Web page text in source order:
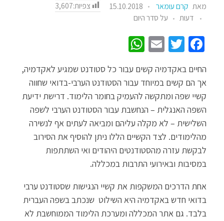
מאת קרם עומאר 15.10.2018 צפיות:3,607
דעות
על סדר היום
Fa
b
o
o
k
T
tt
er
E
ail
at
sA
p
p
החיים באקדמיה קשים עבור כל סטודנט שמגיע לאקדמיה,
אך הם קשים במיוחד עבור הסטודנט הערבי-בדואי שחווה
קשיי שפה ומתקשה להעמיק בחומר הלימוד. דרישת ידיעת
השפה האנגלית – הנחשבת עבור הסטודנט הערבי לשפה
השלישית – לא מקלה עליהם ומביאה לעתים אף לנשירה
מהלימודים. לצד הקשיים הללו ניתן להוסיף את הסירוב
לבקשת עזרה מהסטודנטים היהודים ואי השתתפות
במסיבות ובאירועי התרבות במכללה.
אחת הדרכים המשקפות את קשיי הנגישות שסטודנט ערבי
בדואי חדש באקדמיה היא השילוט שנכתב בשפה העברית
בלבד. גם אתר המכללה ומערכת הלימוד הממוחשבת לא